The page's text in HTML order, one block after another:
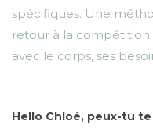
spécifiques. Une
retour à la
avec le corps, ses
Hello Chloé, peux-tu